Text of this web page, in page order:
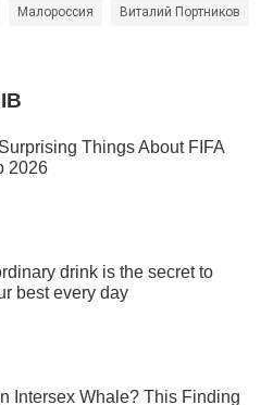
Малороссия Виталий Портников